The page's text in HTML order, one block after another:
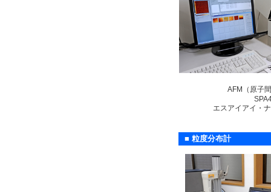
AFM（原子
エスアイアイ・
■ 粒度分布計